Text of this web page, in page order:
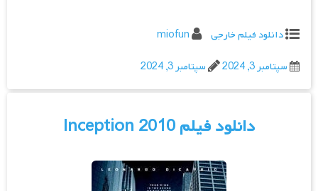
دانلود فیلم خارجی
miofun
سپتامبر 3, 2024
سپتامبر 3, 2024
دانلود فیلم Inception 2010